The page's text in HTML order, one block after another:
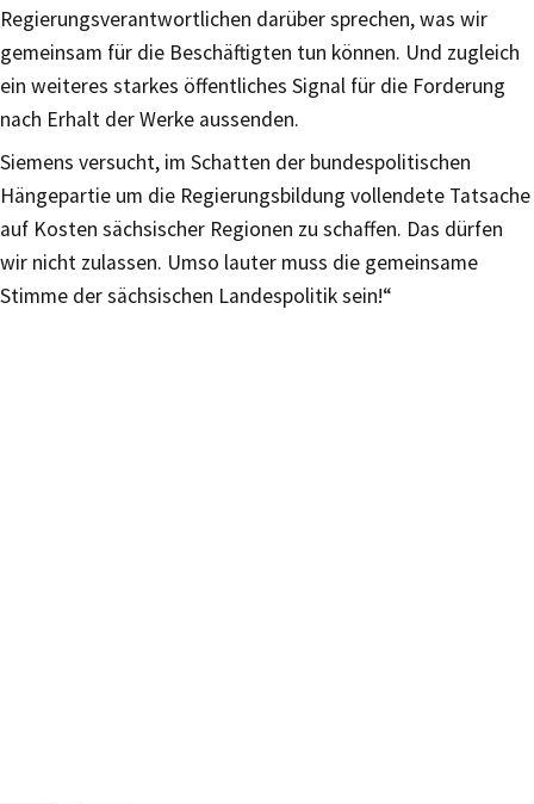
Regierungsverantwortlichen darüber sprechen, was wir
gemeinsam für die Beschäftigten tun können. Und zugleich
ein weiteres starkes öffentliches Signal für die Forderung
nach Erhalt der Werke aussenden.
Siemens versucht, im Schatten der bundespolitischen
Hängepartie um die Regierungsbildung vollendete Tatsache
auf Kosten sächsischer Regionen zu schaffen. Das dürfen
wir nicht zulassen. Umso lauter muss die gemeinsame
Stimme der sächsischen Landespolitik sein!“